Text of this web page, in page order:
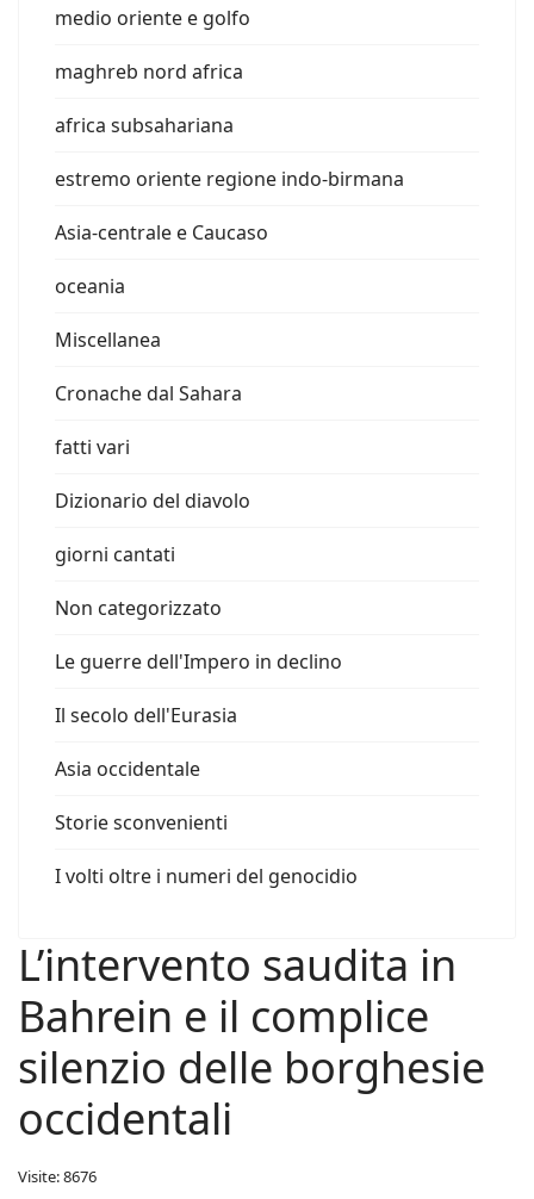
medio oriente e golfo
maghreb nord africa
africa subsahariana
estremo oriente regione indo-birmana
Asia-centrale e Caucaso
oceania
Miscellanea
Cronache dal Sahara
fatti vari
Dizionario del diavolo
giorni cantati
Non categorizzato
Le guerre dell'Impero in declino
Il secolo dell'Eurasia
Asia occidentale
Storie sconvenienti
I volti oltre i numeri del genocidio
L’intervento saudita in
Bahrein e il complice
silenzio delle borghesie
occidentali
Visite: 8676